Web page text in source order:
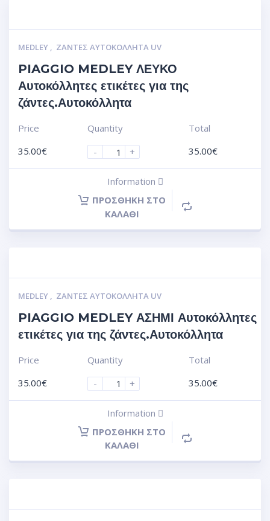
MEDLEY , ΖΆΝΤΕΣ ΑΥΤΟΚΌΛΛΗΤΑ UV
PIAGGIO MEDLEY ΛΕΥΚΟ
Αυτοκόλλητες ετικέτες για της
ζάντες.Αυτοκόλλητα
Price
35.00€
Quantity
-
+
Total
35.00€
Information
ΠΡΟΣΘΉΚΗ ΣΤΟ
ΚΑΛΆΘΙ
MEDLEY , ΖΆΝΤΕΣ ΑΥΤΟΚΌΛΛΗΤΑ UV
PIAGGIO MEDLEY ΑΣΗΜΙ Αυτοκόλλητες
ετικέτες για της ζάντες.Αυτοκόλλητα
Price
35.00€
Quantity
-
+
Total
35.00€
Information
ΠΡΟΣΘΉΚΗ ΣΤΟ
ΚΑΛΆΘΙ